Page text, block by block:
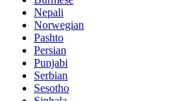
Nepali
Norwegian
Pashto
Persian
Punjabi
Serbian
Sesotho